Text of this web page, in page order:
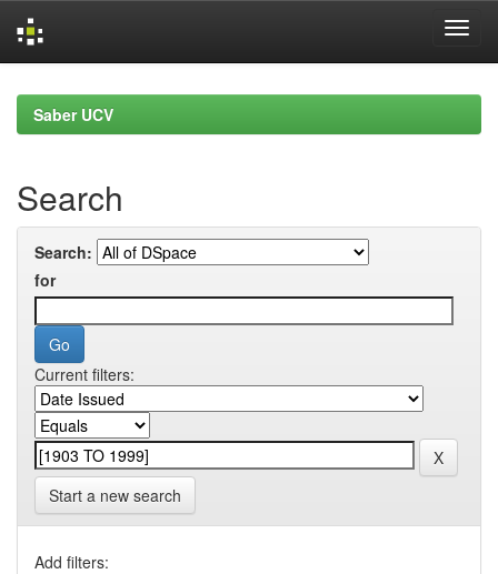
navigationSaber UCV
Search
Search:
for
Current filters:
Start a new search
Add filters: